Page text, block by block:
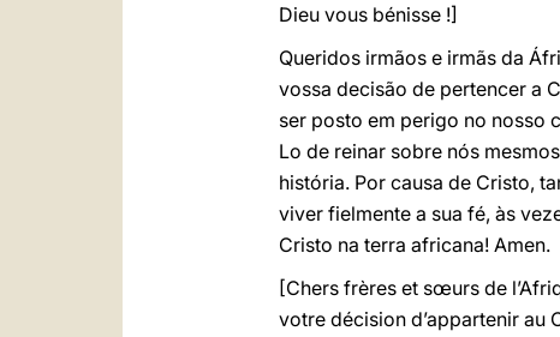
Dieu vous bénisse !]
Queridos irmãos e irmãs da
vossa decisão de pertencer a
ser posto em perigo no nosso
Lo de reinar sobre nós
história. Por causa de Cristo,
viver fielmente a sua fé, às
Cristo na terra africana! Amen.
[Chers frères et sœurs de
votre décision d’appartenir au